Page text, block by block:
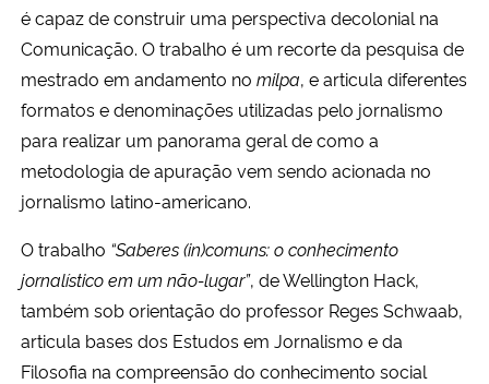
Gabinete de Segurança Institucional
Advocacia-Geral da União
Banco Central do Brasil
Planalto
é capaz de construir uma perspectiva decolonial na
Comunicação. O trabalho é um recorte da pesquisa de
mestrado em andamento no milpa, e articula diferentes
formatos e denominações utilizadas pelo jornalismo
para realizar um panorama geral de como a
metodologia de apuração vem sendo acionada no
jornalismo latino-americano.
O trabalho “Saberes (in)comuns: o conhecimento
jornalístico em um não-lugar”, de Wellington Hack,
também sob orientação do professor Reges Schwaab,
articula bases dos Estudos em Jornalismo e da
Filosofia na compreensão do conhecimento social